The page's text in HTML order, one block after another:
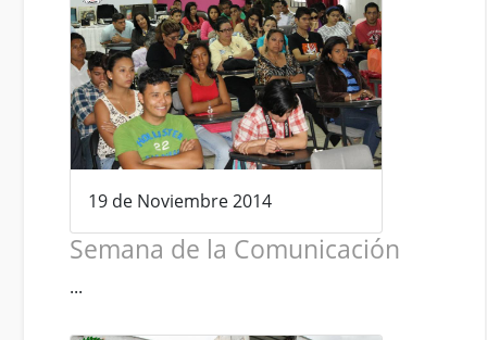
19 de Noviembre 2014
Semana de la Comunicación
...